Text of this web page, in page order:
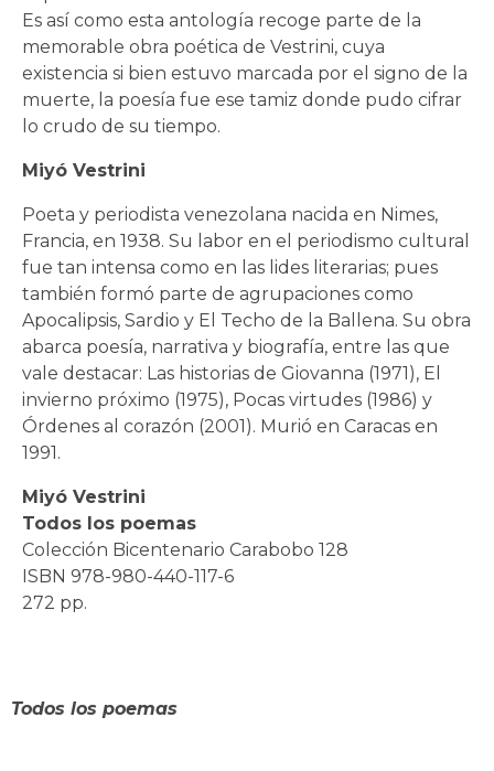
Es así como esta antología recoge parte de la
memorable obra poética de Vestrini, cuya
existencia si bien estuvo marcada por el signo de la
muerte, la poesía fue ese tamiz donde pudo cifrar
lo crudo de su tiempo.
Miyó Vestrini
Poeta y periodista venezolana nacida en Nimes,
Francia, en 1938. Su labor en el periodismo cultural
fue tan intensa como en las lides literarias; pues
también formó parte de agrupaciones como
Apocalipsis, Sardio y El Techo de la Ballena. Su obra
abarca poesía, narrativa y biografía, entre las que
vale destacar: Las historias de Giovanna (1971), El
invierno próximo (1975), Pocas virtudes (1986) y
Órdenes al corazón (2001). Murió en Caracas en
1991.
Miyó Vestrini
Todos los poemas
Colección Bicentenario Carabobo 128
ISBN 978-980-440-117-6
272 pp.
Todos los poemas